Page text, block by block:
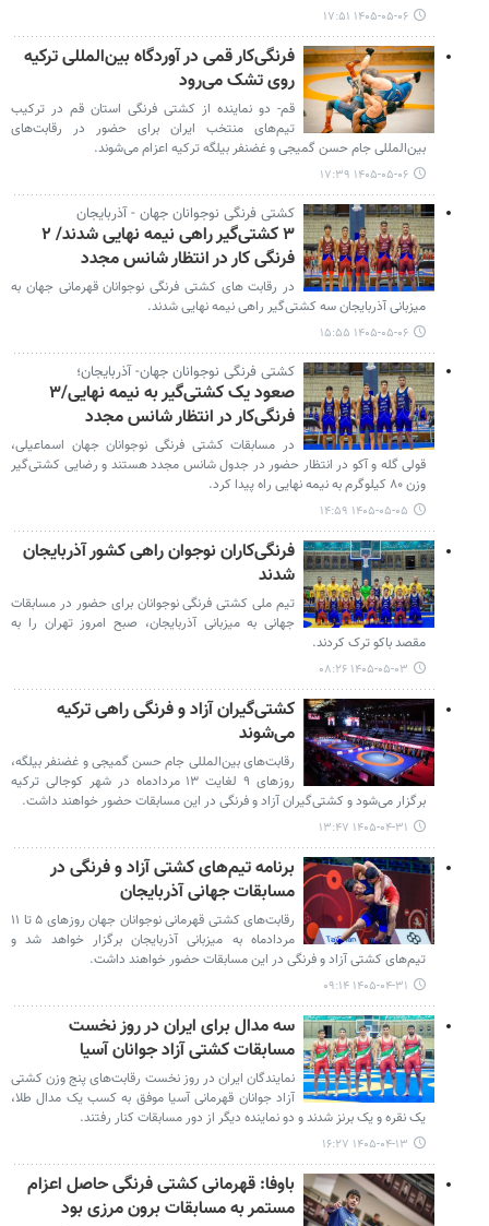
۱۴۰۵-۰۵-۰۶ ۱۷:۵۱
فرنگی‌کار قمی در آوردگاه بین‌المللی ترکیه
روی تشک می‌رود
قم- دو نماینده از کشتی فرنگی استان قم در ترکیب
تیم‌های منتخب ایران برای حضور در رقابت‌های
بین‌المللی جام حسن گمیجی و غضنفر بیلگه ترکیه اعزام می‌شوند.
۱۴۰۵-۰۵-۰۶ ۱۷:۳۹
کشتی فرنگی نوجوانان جهان - آذربایجان
۳ کشتی‌گیر راهی نیمه نهایی شدند/ ۲
فرنگی کار در انتظار شانس مجدد
در رقابت های کشتی فرنگی نوجوانان قهرمانی جهان به
میزبانی آذربایجان سه کشتی‌گیر راهی نیمه نهایی شدند.
۱۴۰۵-۰۵-۰۶ ۱۵:۵۵
کشتی فرنگی نوجوانان جهان- آذربایجان؛
صعود یک کشتی‌گیر به نیمه نهایی/۳
فرنگی‌کار در انتظار شانس مجدد
در مسابقات کشتی فرنگی نوجوانان جهان اسماعیلی،
قولی گله و آکو در انتظار حضور در جدول شانس مجدد هستند و رضایی کشتی‌گیر
وزن ۸۰ کیلوگرم به نیمه نهایی راه پیدا کرد.
۱۴۰۵-۰۵-۰۵ ۱۴:۵۹
فرنگی‌کاران نوجوان راهی کشور آذربایجان
شدند
تیم ملی کشتی فرنگی نوجوانان برای حضور در مسابقات
جهانی به میزبانی آذربایجان، صبح امروز تهران را به
مقصد باکو ترک کردند.
۱۴۰۵-۰۵-۰۳ ۰۸:۲۶
کشتی‌گیران آزاد و فرنگی راهی ترکیه
می‌شوند
رقابت‌های بین‌المللی جام حسن گمیجی و غضنفر بیلگه،
روزهای ۹ لغایت ۱۳ مردادماه در شهر کوجالی ترکیه
برگزار می‌شود و کشتی‌گیران آزاد و فرنگی در این مسابقات حضور خواهند داشت.
۱۴۰۵-۰۴-۳۱ ۱۳:۴۷
برنامه تیم‌های کشتی آزاد و فرنگی در
مسابقات جهانی آذربایجان
رقابت‌های کشتی قهرمانی نوجوانان جهان روزهای ۵ تا ۱۱
مردادماه به میزبانی آذربایجان برگزار خواهد شد و
تیم‌های کشتی آزاد و فرنگی در این مسابقات حضور خواهند داشت.
۱۴۰۵-۰۴-۳۱ ۰۹:۱۴
سه مدال برای ایران در روز نخست
مسابقات کشتی آزاد جوانان آسیا
نمایندگان ایران در روز نخست رقابت‌های پنج وزن کشتی
آزاد جوانان قهرمانی آسیا موفق به کسب یک مدال طلا،
یک نقره و یک برنز شدند و دو نماینده دیگر از دور مسابقات کنار رفتند.
۱۴۰۵-۰۴-۱۳ ۱۶:۲۷
باوفا: قهرمانی کشتی فرنگی حاصل اعزام
مستمر به مسابقات برون مرزی بود